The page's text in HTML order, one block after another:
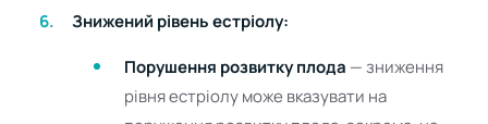
Знижений рівень естріолу:
Порушення розвитку плода — зниження
рівня естріолу може вказувати на